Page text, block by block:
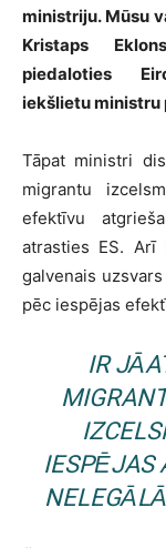
ministriju. Mūsu
Kristaps
piedaloties
iekšlietu ministru
Tāpat ministri
migrantu
efektīvu
atrasties ES.
galvenais
pēc iespējas
IR
IESPĒJAS